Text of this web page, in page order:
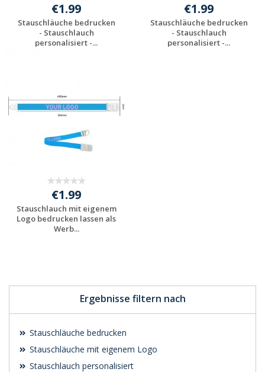
Ergebnisse filtern nach
Stauschläuche bedrucken
Stauschläuche mit eigenem Logo
Stauschlauch personalisiert
€1.99
Stauschläuche bedrucken
- Stauschlauch
personalisiert -...
€1.99
Stauschläuche bedrucken
- Stauschlauch
personalisiert -...
€1.99
Stauschlauch mit eigenem
Logo bedrucken lassen als
Werb...